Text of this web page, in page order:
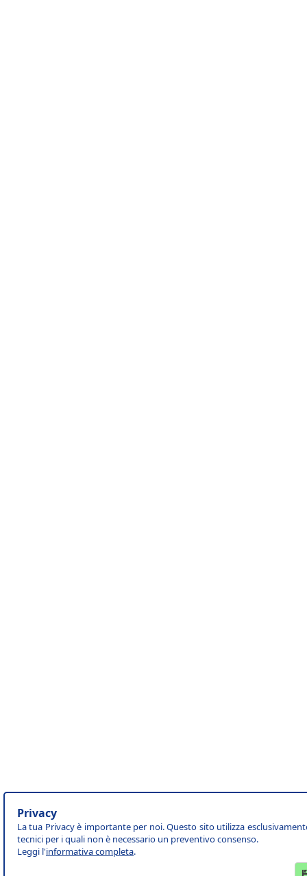
Privacy
La tua Privacy è importante per noi. Questo sito utilizza
tecnici per i quali non è necessario un preventivo consenso.
Leggi l'informativa completa.